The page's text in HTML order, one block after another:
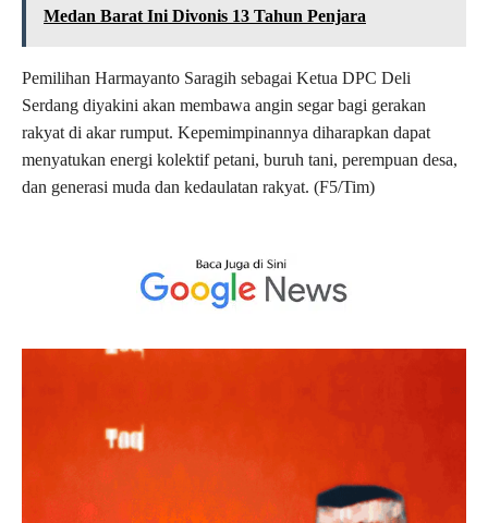
Medan Barat Ini Divonis 13 Tahun Penjara
Pemilihan Harmayanto Saragih sebagai Ketua DPC Deli
Serdang diyakini akan membawa angin segar bagi gerakan
rakyat di akar rumput. Kepemimpinannya diharapkan dapat
menyatukan energi kolektif petani, buruh tani, perempuan desa,
dan generasi muda dan kedaulatan rakyat. (F5/Tim)